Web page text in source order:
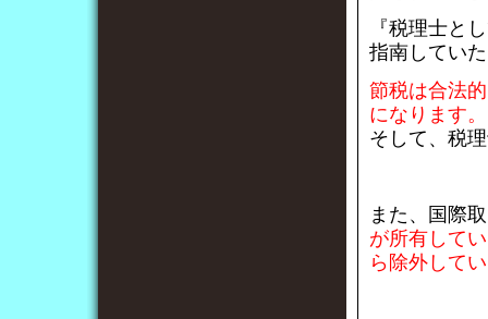
『税理士と
指南してい
節税は合法
になります。
そして、税
また、国際
が所有して
ら除外して